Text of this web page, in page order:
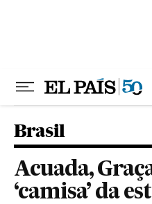
Brasil
Acuada,
‘camisa’ da